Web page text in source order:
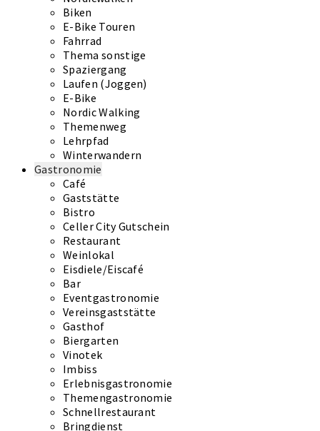
Biken
E-Bike Touren
Fahrrad
Thema sonstige
Spaziergang
Laufen (Joggen)
E-Bike
Nordic Walking
Themenweg
Lehrpfad
Winterwandern
Gastronomie
Café
Gaststätte
Bistro
Celler City Gutschein
Restaurant
Weinlokal
Eisdiele/Eiscafé
Bar
Eventgastronomie
Vereinsgaststätte
Gasthof
Biergarten
Vinotek
Imbiss
Erlebnisgastronomie
Themengastronomie
Schnellrestaurant
Bringdienst